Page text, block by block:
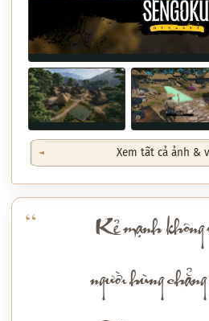
Xem tất cả ảnh &
Kẻ mạnh
người hùng